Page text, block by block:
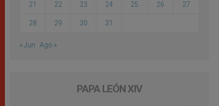
21 22 23 24 25 26 27
28 29 30 31
« Jun Ago »
PAPA LEÓN XIV